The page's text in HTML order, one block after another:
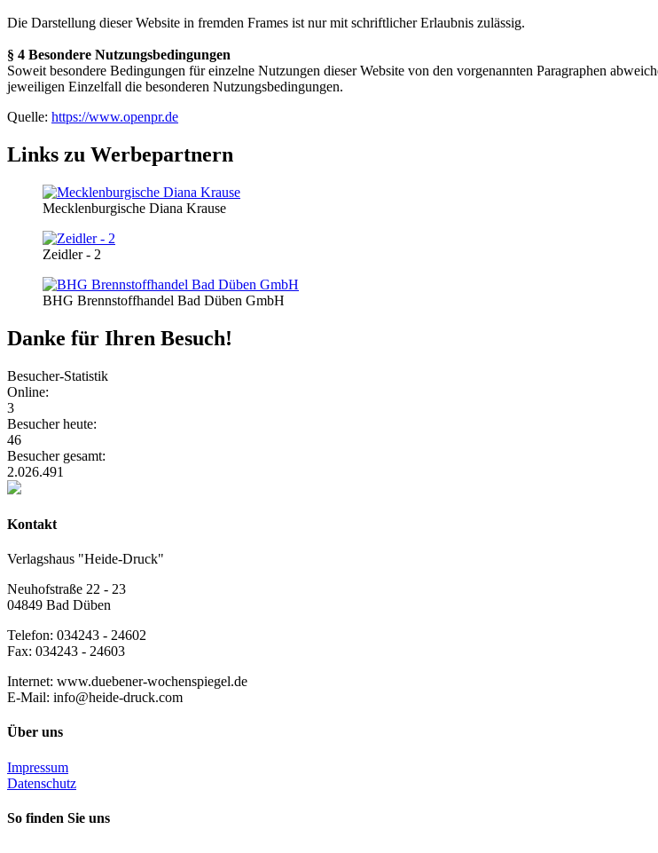
Die Darstellung dieser Website in fremden Frames ist nur mit schriftlicher Erlaubnis zulässig.
§ 4 Besondere Nutzungsbedingungen
Soweit besondere Bedingungen für einzelne Nutzungen dieser Website von den vorgenannten Paragraphen
jeweiligen Einzelfall die besonderen Nutzungsbedingungen.
Quelle: https://www.openpr.de
Links zu Werbepartnern
Mecklenburgische Diana Krause
Zeidler - 2
BHG Brennstoffhandel Bad Düben GmbH
Danke für Ihren Besuch!
Besucher-Statistik
Online:
3
Besucher heute:
46
Besucher gesamt:
2.026.491
Kontakt
Verlagshaus "Heide-Druck"
Neuhofstraße 22 - 23
04849 Bad Düben
Telefon: 034243 - 24602
Fax: 034243 - 24603
Internet: www.duebener-wochenspiegel.de
E-Mail: info@heide-druck.com
Über uns
Impressum
Datenschutz
So finden Sie uns